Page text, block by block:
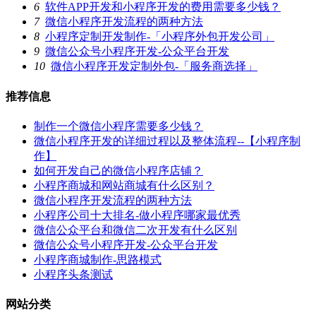
6 软件APP开发和小程序开发的费用需要多少钱？
7 微信小程序开发流程的两种方法
8 小程序定制开发制作-「小程序外包开发公司」
9 微信公众号小程序开发-公众平台开发
10 微信小程序开发定制外包-「服务商选择」
推荐信息
制作一个微信小程序需要多少钱？
微信小程序开发的详细过程以及整体流程--【小程序制
作】
如何开发自己的微信小程序店铺？
小程序商城和网站商城有什么区别？
微信小程序开发流程的两种方法
小程序公司十大排名-做小程序哪家最优秀
微信公众平台和微信二次开发有什么区别
微信公众号小程序开发-公众平台开发
小程序商城制作-思路模式
小程序头条测试
网站分类